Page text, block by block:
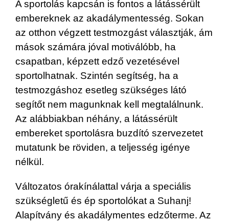
A sportolás kapcsán is fontos a látássérült
embereknek az akadálymentesség. Sokan
az otthon végzett testmozgást választják, ám
mások számára jóval motiválóbb, ha
csapatban, képzett edző vezetésével
sportolhatnak. Szintén segítség, ha a
testmozgáshoz esetleg szükséges látó
segítőt nem magunknak kell megtalálnunk.
Az alábbiakban néhány, a látássérült
embereket sportolásra buzdító szervezetet
mutatunk be röviden, a teljesség igénye
nélkül.
Változatos órakínálattal várja a speciális
szükségletű és ép sportolókat a Suhanj!
Alapítvány és akadálymentes edzőterme. Az